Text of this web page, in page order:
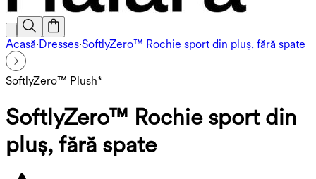
Acasă·Dresses·SoftlyZero™ Rochie sport din pluș, fără spate
SoftlyZero™ Plush*
SoftlyZero™ Rochie sport din
pluș, fără spate